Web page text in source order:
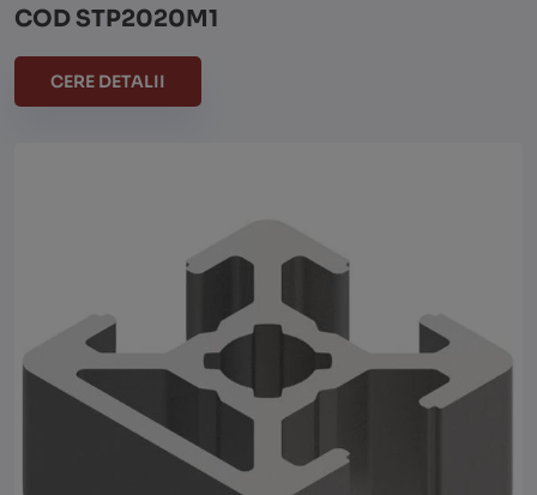
COD STP2020M1
CERE DETALII